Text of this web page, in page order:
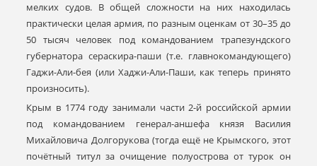
мелких судов. В общей сложности на них находилась
практически целая армия, по разным оценкам от 30–35 до
50 тысяч человек под командованием трапезундского
губернатора сераскира-паши (т.е. главнокомандующего)
Гаджи-Али-бея (или Хаджи-Али-Паши, как теперь принято
произносить).
Крым в 1774 году занимали части 2-й российской армии
под командованием генерал-аншефа князя Василия
Михайловича Долгорукова (тогда ещё не Крымского, этот
почётный титул за очищение полуострова от турок он